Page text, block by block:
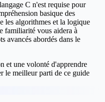
C n'est requise pour
basique des
les algorithmes et la logique
familiarité vous aidera à
avancés abordés dans le
et une volonté d'apprendre
le meilleur parti de ce guide